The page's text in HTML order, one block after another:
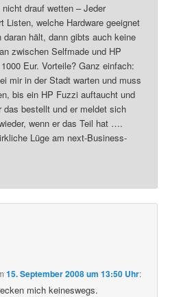
drauf wetten – Jeder
Listen, welche Hardware geeignet
hält, dann gibts auch keine
zwischen Selfmade und HP
Eur. Vorteile? Ganz einfach:
mir in der Stadt warten und muss
bis ein HP Fuzzi auftaucht und
das bestellt und er meldet sich
wenn er das Teil hat ….
Lüge am next-Business-
15. September 2008 um 13:50 Uhr:
mich keineswegs.